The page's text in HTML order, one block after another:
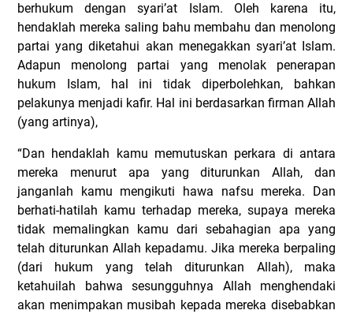
berhukum dengan syari’at Islam. Oleh karena itu,
hendaklah mereka saling bahu membahu dan menolong
partai yang diketahui akan menegakkan syari’at Islam.
Adapun menolong partai yang menolak penerapan
hukum Islam, hal ini tidak diperbolehkan, bahkan
pelakunya menjadi kafir. Hal ini berdasarkan firman Allah
(yang artinya),
“Dan hendaklah kamu memutuskan perkara di antara
mereka menurut apa yang diturunkan Allah, dan
janganlah kamu mengikuti hawa nafsu mereka. Dan
berhati-hatilah kamu terhadap mereka, supaya mereka
tidak memalingkan kamu dari sebahagian apa yang
telah diturunkan Allah kepadamu. Jika mereka berpaling
(dari hukum yang telah diturunkan Allah), maka
ketahuilah bahwa sesungguhnya Allah menghendaki
akan menimpakan musibah kepada mereka disebabkan